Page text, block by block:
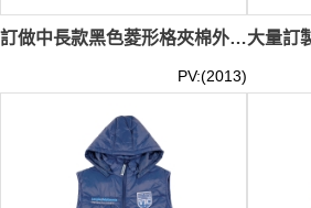
訂做中長款黑色菱形格夾棉外套 保暖外套 拉鏈袋口 連帽 啪鈕拉鏈夾棉外套 100%polyester J1026
PV:(2013)